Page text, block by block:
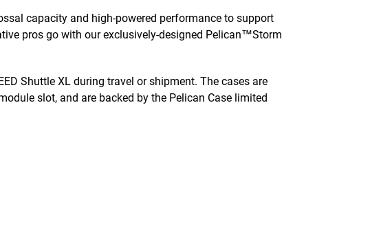
capacity and high-powered performance to support
pros go with our exclusively-designed Pelican™Storm
Shuttle XL during travel or shipment. The cases are
slot, and are backed by the Pelican Case limited